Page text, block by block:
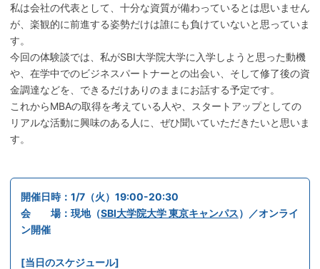
私は会社の代表として、十分な資質が備わっているとは思いません
が、楽観的に前進する姿勢だけは誰にも負けていないと思っていま
す。
今回の体験談では、私がSBI大学院大学に入学しようと思った動機
や、在学中でのビジネスパートナーとの出会い、そして修了後の資
金調達などを、できるだけありのままにお話する予定です。
これからMBAの取得を考えている人や、スタートアップとしての
リアルな活動に興味のある人に、ぜひ聞いていただきたいと思いま
す。
開催日時：1/7（火）19:00-20:30
会
場：現地（SBI大学院大学 東京キャンパス）／オンライ
ン開催
[当日のスケジュール]